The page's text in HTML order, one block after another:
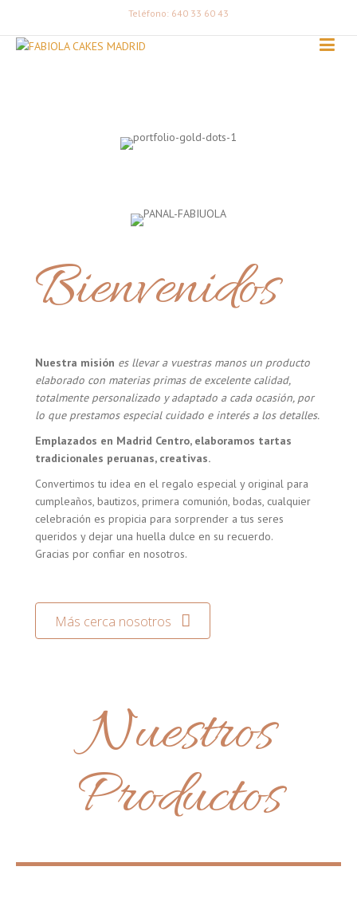
Teléfono: 640 33 60 43
Bienvenidos
Nuestra misión es llevar a vuestras manos un producto
elaborado con materias primas de excelente calidad,
totalmente personalizado y adaptado a cada ocasión, por
lo que prestamos especial cuidado e interés a los detalles.
Emplazados en Madrid Centro, elaboramos tartas
tradicionales peruanas, creativas.
Convertimos tu idea en el regalo especial y original para
cumpleaños, bautizos, primera comunión, bodas, cualquier
celebración es propicia para sorprender a tus seres
queridos y dejar una huella dulce en su recuerdo.
Gracias por confiar en nosotros.
Más cerca nosotros
Nuestros
Productos